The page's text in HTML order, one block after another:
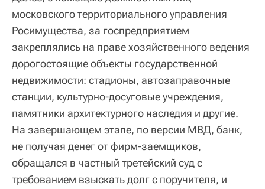
московского территориального управления
Росимущества, за госпредприятием
закреплялись на праве хозяйственного ведения
дорогостоящие объекты государственной
недвижимости: стадионы, автозаправочные
станции, культурно-досуговые учреждения,
памятники архитектурного наследия и другие.
На завершающем этапе, по версии МВД, банк,
не получая денег от фирм-заемщиков,
обращался в частный третейский суд с
требованием взыскать долг с поручителя, и